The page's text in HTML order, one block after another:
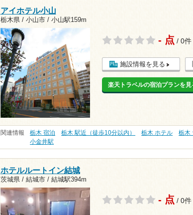
アイホテル小山
栃木県 / 小山市 / 小山駅159m
- 点 / 0件
施設情報を見る
楽天トラベルの宿泊プランを見
関連情報 栃木 宿泊 栃木 駅近（徒歩10分以内） 栃木 ホテル 栃木
小金井駅
ホテルルートイン結城
茨城県 / 結城市 / 結城駅394m
- 点 / 0件